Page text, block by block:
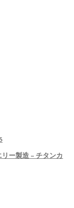
リー製造 – チタンカ